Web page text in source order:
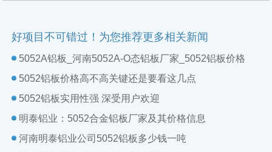
好项目不可错过！为您推荐更多相关新闻
5052A铝板_河南5052A-O态铝板厂家_5052铝板价格
5052铝板价格高不高关键还是要看这几点
5052铝板实用性强 深受用户欢迎
明泰铝业：5052合金铝板厂家及其价格信息
河南明泰铝业公司5052铝板多少钱一吨